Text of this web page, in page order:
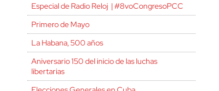
Especial de Radio Reloj | #8voCongresoPCC
Primero de Mayo
La Habana, 500 años
Aniversario 150 del inicio de las luchas
libertarias